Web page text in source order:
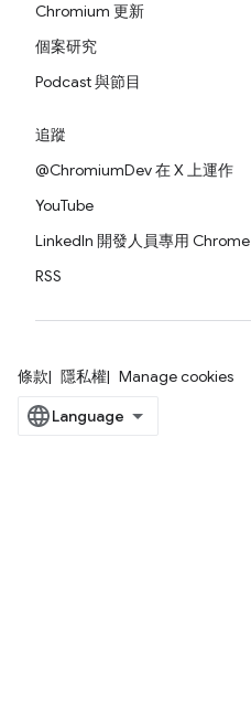
Chromium 更新
個案研究
Podcast 與節目
追蹤
@ChromiumDev 在 X 上運作
YouTube
LinkedIn 開發人員專用 Chrome
RSS
條款 隱私權 Manage cookies